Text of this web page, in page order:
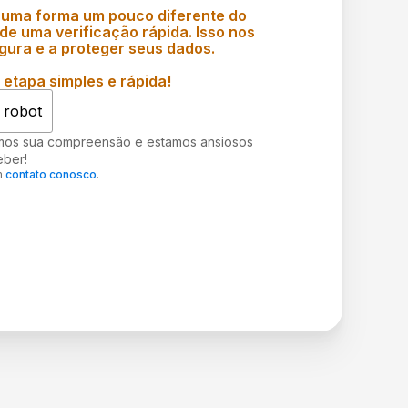
forma um pouco diferente do
uma verificação rápida. Isso nos
e a proteger seus dados.
simples e rápida!
robot
sua compreensão e estamos ansiosos
contato conosco.